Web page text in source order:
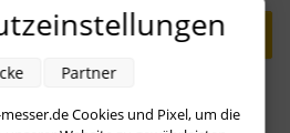
Cookies und Pixel, um die
Partner